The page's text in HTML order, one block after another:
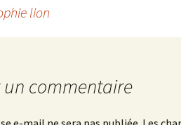
lion
un commentaire